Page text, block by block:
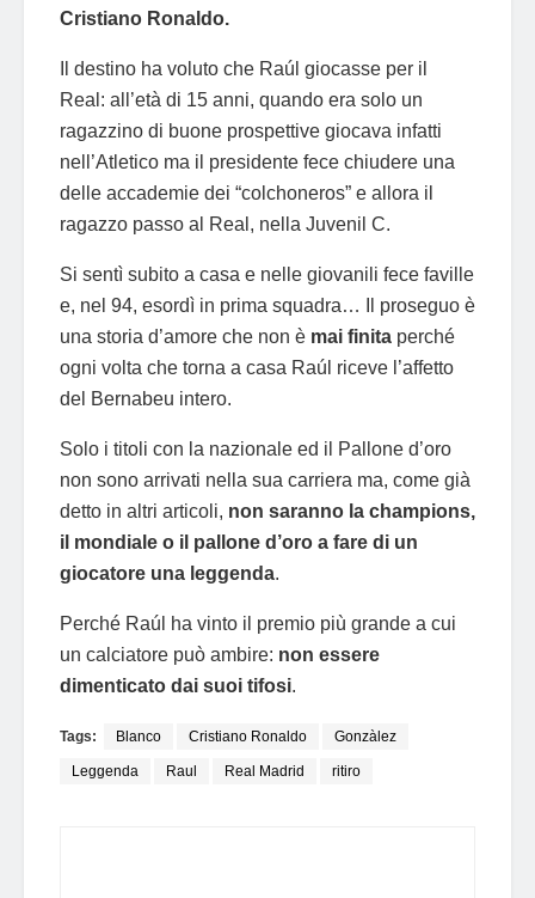
Cristiano Ronaldo.
Il destino ha voluto che Raúl giocasse per il
Real: all’età di 15 anni, quando era solo un
ragazzino di buone prospettive giocava infatti
nell’Atletico ma il presidente fece chiudere una
delle accademie dei “colchoneros” e allora il
ragazzo passo al Real, nella Juvenil C.
Si sentì subito a casa e nelle giovanili fece faville
e, nel 94, esordì in prima squadra… Il proseguo è
una storia d’amore che non è mai finita perché
ogni volta che torna a casa Raúl riceve l’affetto
del Bernabeu intero.
Solo i titoli con la nazionale ed il Pallone d’oro
non sono arrivati nella sua carriera ma, come già
detto in altri articoli, non saranno la champions,
il mondiale o il pallone d’oro a fare di un
giocatore una leggenda.
Perché Raúl ha vinto il premio più grande a cui
un calciatore può ambire: non essere
dimenticato dai suoi tifosi.
Tags: Blanco Cristiano Ronaldo Gonzàlez
Leggenda Raul Real Madrid ritiro